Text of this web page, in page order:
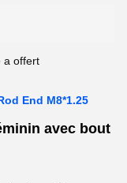
a offert
End M8*1.25
avec bout